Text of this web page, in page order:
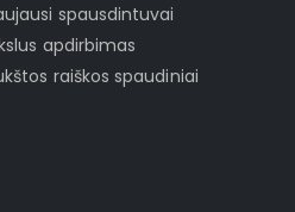
spausdintuvai
apdirbimas
raiškos spaudiniai